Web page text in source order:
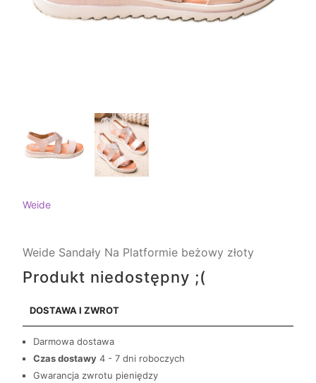
Weide
Weide Sandały Na Platformie beżowy złoty
Produkt niedostępny ;(
DOSTAWA I ZWROT
Darmowa dostawa
Czas dostawy 4 - 7 dni roboczych
Gwarancja zwrotu pieniędzy